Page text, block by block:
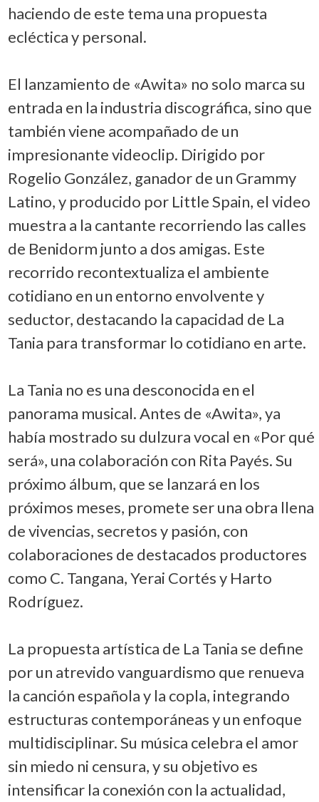
haciendo de este tema una propuesta
ecléctica y personal.
El lanzamiento de «Awita» no solo marca su
entrada en la industria discográfica, sino que
también viene acompañado de un
impresionante videoclip. Dirigido por
Rogelio González, ganador de un Grammy
Latino, y producido por Little Spain, el video
muestra a la cantante recorriendo las calles
de Benidorm junto a dos amigas. Este
recorrido recontextualiza el ambiente
cotidiano en un entorno envolvente y
seductor, destacando la capacidad de La
Tania para transformar lo cotidiano en arte.
La Tania no es una desconocida en el
panorama musical. Antes de «Awita», ya
había mostrado su dulzura vocal en «Por qué
será», una colaboración con Rita Payés. Su
próximo álbum, que se lanzará en los
próximos meses, promete ser una obra llena
de vivencias, secretos y pasión, con
colaboraciones de destacados productores
como C. Tangana, Yerai Cortés y Harto
Rodríguez.
La propuesta artística de La Tania se define
por un atrevido vanguardismo que renueva
la canción española y la copla, integrando
estructuras contemporáneas y un enfoque
multidisciplinar. Su música celebra el amor
sin miedo ni censura, y su objetivo es
intensificar la conexión con la actualidad,